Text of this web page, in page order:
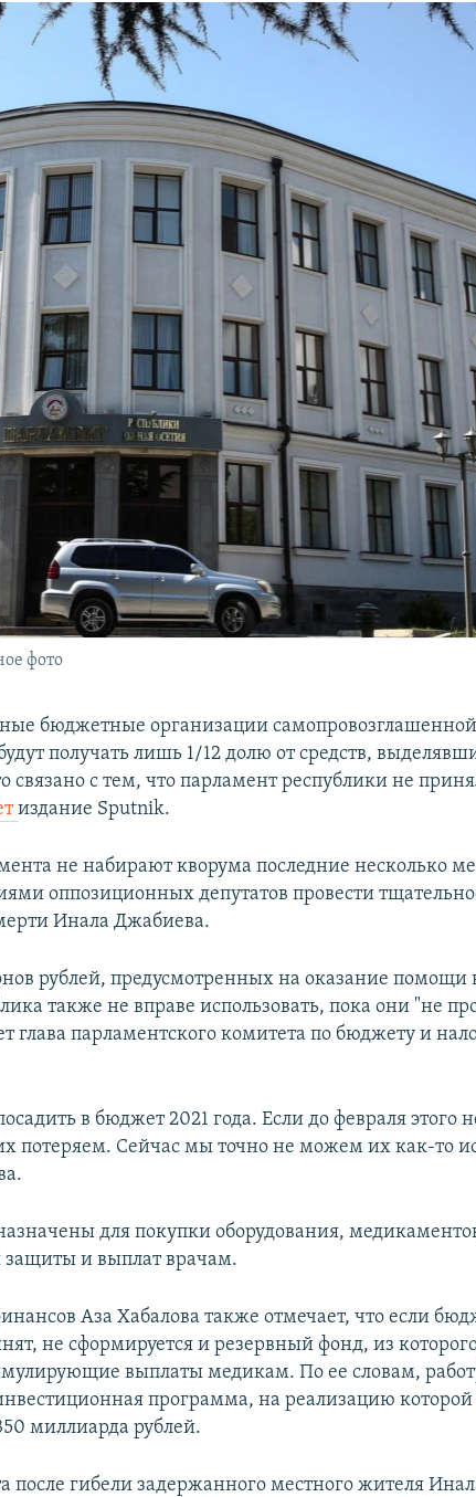
фото
бюджетные организации
получать лишь 1/12 долю от средств,
связано с тем, что парламент республики не
издание Sputnik.
не набирают кворума последние несколько
оппозиционных депутатов провести
Инала Джабиева.
рублей, предусмотренных на оказание помощи
также не вправе использовать, пока они "не
глава парламентского комитета по бюджету и
в бюджет 2021 года. Если до февраля этого
потеряем. Сейчас мы точно не можем их как-то
для покупки оборудования,
и выплат врачам.
Аза Хабалова также отмечает, что если
не сформируется и резервный фонд, из
выплаты медикам. По ее словам,
программа, на реализацию
миллиарда рублей.
после гибели задержанного местного жителя